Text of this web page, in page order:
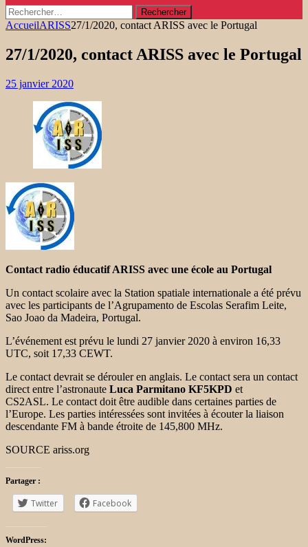
Rechercher :
AccueilARISS27/1/2020, contact ARISS avec le Portugal
27/1/2020, contact ARISS avec le Portugal
25 janvier 2020
Contact radio éducatif ARISS avec une école au Portugal
Un contact scolaire avec la Station spatiale internationale a été prévu
avec les participants de l’Agrupamento de Escolas Serafim Leite,
Sao Joao da Madeira, Portugal.
L’événement est prévu le lundi 27 janvier 2020 à environ 16,33
UTC, soit 17,33 CEWT.
Le contact devrait se dérouler en anglais. Le contact sera un contact
direct entre l’astronaute Luca Parmitano KF5KPD et
CS2ASL. Le contact doit être audible dans certaines parties de
l’Europe. Les parties intéressées sont invitées à écouter la liaison
descendante FM à bande étroite de 145,800 MHz.
SOURCE ariss.org
Partager :
Twitter Facebook
WordPress: